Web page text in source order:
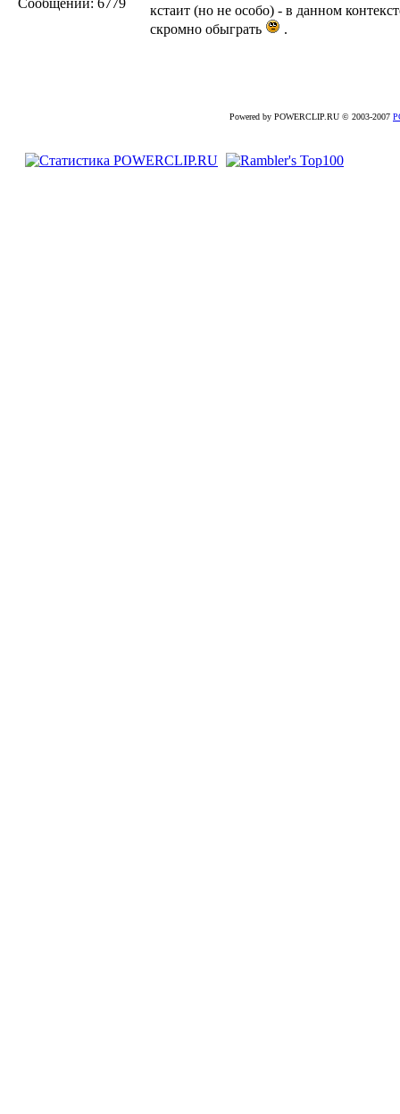
Сообщений: 6779
кстаит (но не особо) - в данном
скромно обыграть
.
Powered by POWERCLIP.RU © 2003-2007